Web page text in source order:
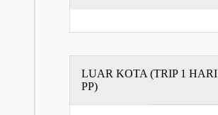
LUAR KOTA (TRIP 1 HARI
PP)